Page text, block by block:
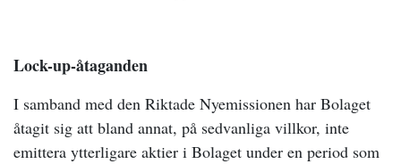
Lock-up-åtaganden
I samband med den Riktade Nyemissionen har Bolaget
åtagit sig att bland annat, på sedvanliga villkor, inte
emittera ytterligare aktier i Bolaget under en period som